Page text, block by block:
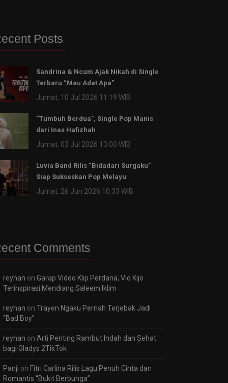
Posts
Sandrina & Ncum Ajak Nikah di Single
Terbaru “Mau Adat Apa”
Jumat, 10 Jul 2026 11:19 WIB
“Tumbuh Berdua”, Single Pop Manis
dari Inas Hafizhah
Jumat, 03 Jul 2026 13:00 WIB
Luvia Band Rilis “Bidadari Surgaku”
Siap Sukseskan Pop Melayu
Jumat, 26 Jun 2026 10:33 WIB
Comments
reyhan on Garap Video Klip Perdana, Vio Kijo
Terinspirasi Mendiang Saleem Iklim
reyhan on Trayen Ngaku Pernah Terjebak Jadi
“Bad Boy”
reyhan on Arti Penting Rambut Indah dan Sehat
bagi Gladys 2TikTok
Panji on Fitri Carlina Rilis Lagu Penuh Cinta dan
Romantis “Bukit Berbunga”